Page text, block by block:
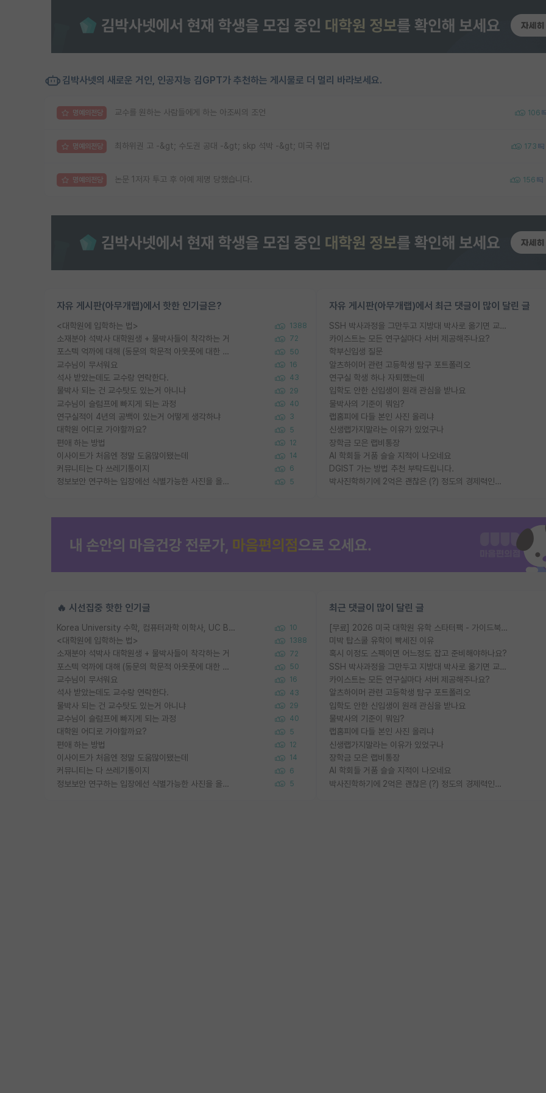
김박사넷의 새로운 거인, 인공지능 김GPT가 추천하는 게시물로 더 멀리 바라보세요.
명예의전당 교수를 원하는 사람들에게 하는 아조씨의 조언 106
명예의전당 최하위권 고 -&gt; 수도권 공대 -&gt; skp 석박 -&gt; 미국 취업 173
명예의전당 논문 1저자 투고 후 아예 제명 당했습니다. 156
자유 게시판(아무개랩)에서 핫한 인기글은?
<대학원에 입학하는 법> 1388
소재분야 석박사 대학원생 + 물박사들이 착각하는 거 72
포스텍 억까에 대해 (동문의 학문적 아웃풋에 대한 반박) 50
교수님이 무서워요 16
석사 받았는데도 교수랑 연락한다. 43
물박사 되는 건 교수탓도 있는거 아니냐 29
교수님이 슬럼프에 빠지게 되는 과정 40
연구실적이 4년의 공백이 있는거 어떻게 생각하냐 3
대학원 어디로 가야할까요? 5
편애 하는 방법 12
이사이트가 처음엔 정말 도움많이됐는데 14
커뮤니티는 다 쓰레기통이지 6
정보보안 연구하는 입장에선 식별가능한 사진을 올리는건 비추이긴함 5
자유 게시판(아무개랩)에서 최근 댓글이 많이 달린 글
SSH 박사과정을 그만두고 지방대 박사로 옮기면 교수의 꿈은 끝일까요?
카이스트는 모든 연구실마다 서버 제공해주나요?
학부신입생 질문
알츠하이머 관련 고등학생 탐구 포트폴리오
연구실 학생 하나 자퇴했는데
입학도 안한 신입생이 원래 관심을 받나요
물박사의 기준이 뭐임?
랩홈피에 다들 본인 사진 올리냐
신생랩가지말라는 이유가 있었구나
장학금 모은 랩비통장
AI 학회들 거품 슬슬 지적이 나오네요
DGIST 가는 방법 추천 부탁드립니다.
박사진학하기에 2억은 괜찮은 (?) 정도의 경제력인가요
🔥 시선집중 핫한 인기글
Korea University 수학, 컴퓨터과학 이학사, UC Berkeley 산업공학 대학원 공학박사가 되는 것은 쉽지 않겠죠? 10
<대학원에 입학하는 법> 1388
소재분야 석박사 대학원생 + 물박사들이 착각하는 거 72
포스텍 억까에 대해 (동문의 학문적 아웃풋에 대한 반박) 50
교수님이 무서워요 16
석사 받았는데도 교수랑 연락한다. 43
물박사 되는 건 교수탓도 있는거 아니냐 29
교수님이 슬럼프에 빠지게 되는 과정 40
대학원 어디로 가야할까요? 5
편애 하는 방법 12
이사이트가 처음엔 정말 도움많이됐는데 14
커뮤니티는 다 쓰레기통이지 6
정보보안 연구하는 입장에선 식별가능한 사진을 올리는건 비추이긴함 5
최근 댓글이 많이 달린 글
[무료] 2026 미국 대학원 유학 스타터팩 - 가이드북 & 합격자 컨택메일 템플릿
미박 탑스쿨 유학이 빡세진 이유
혹시 이정도 스펙이면 어느정도 잡고 준비해야하나요?
SSH 박사과정을 그만두고 지방대 박사로 옮기면 교수의 꿈은 끝일까요?
카이스트는 모든 연구실마다 서버 제공해주나요?
알츠하이머 관련 고등학생 탐구 포트폴리오
입학도 안한 신입생이 원래 관심을 받나요
물박사의 기준이 뭐임?
랩홈피에 다들 본인 사진 올리냐
신생랩가지말라는 이유가 있었구나
장학금 모은 랩비통장
AI 학회들 거품 슬슬 지적이 나오네요
박사진학하기에 2억은 괜찮은 (?) 정도의 경제력인가요